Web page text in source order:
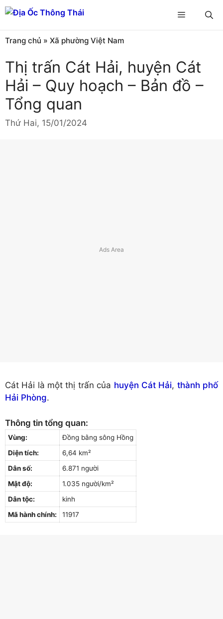
Chuyển
đến
nội
dung
Menu
Trang chủ » Xã phường Việt Nam
Thị trấn Cát Hải, huyện Cát
Hải – Quy hoạch – Bản đồ –
Tổng quan
Thứ Hai, 15/01/2024
Cát Hải là một thị trấn của huyện Cát Hải, thành phố
Hải Phòng.
Thông tin tổng quan:
Vùng:
Đồng bằng sông Hồng
Diện tích:
6,64 km²
Dân số:
6.871 người
Mật độ:
1.035 người/km²
Dân tộc:
kinh
Mã hành chính:
11917